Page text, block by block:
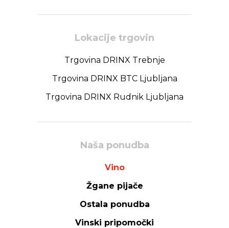
Lokacije trgovin
Trgovina DRINX Trebnje
Trgovina DRINX BTC Ljubljana
Trgovina DRINX Rudnik Ljubljana
Naša ponudba
Vino
Žgane pijače
Ostala ponudba
Vinski pripomočki